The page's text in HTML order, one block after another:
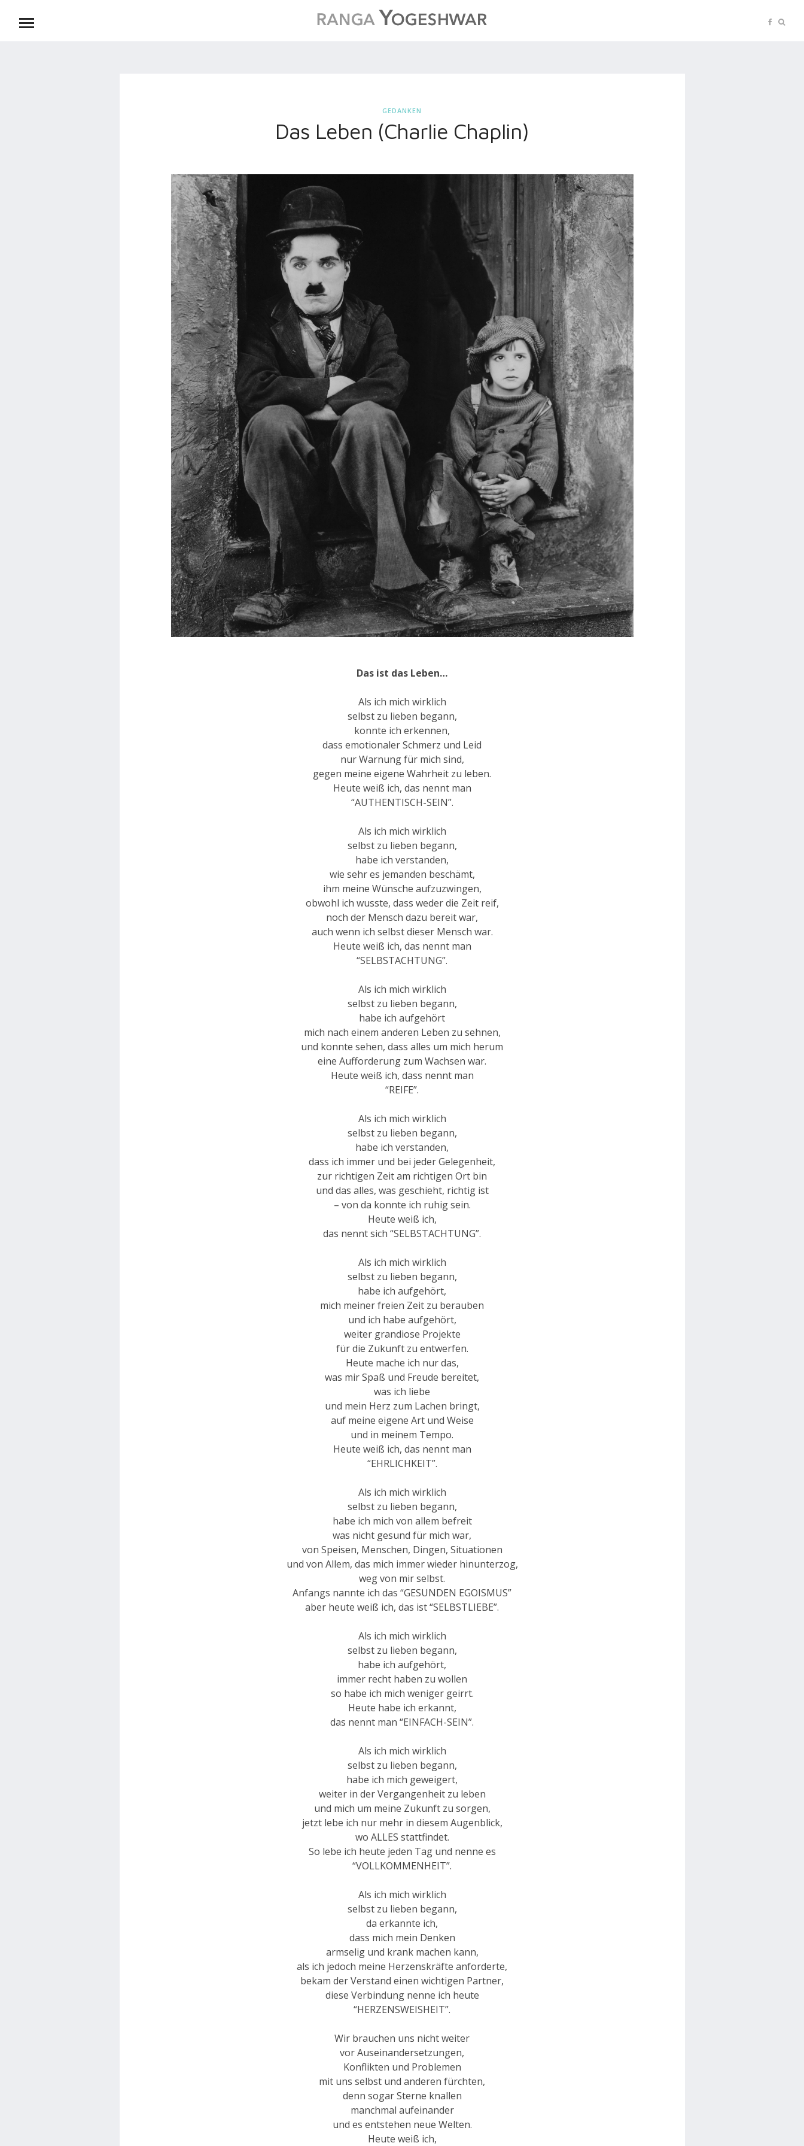
GEDANKEN
Das Leben (Charlie Chaplin)
Das ist das Leben…
Als ich mich wirklich
selbst zu lieben begann,
konnte ich erkennen,
dass emotionaler Schmerz und Leid
nur Warnung für mich sind,
gegen meine eigene Wahrheit zu leben.
Heute weiß ich, das nennt man
“AUTHENTISCH-SEIN”.
Als ich mich wirklich
selbst zu lieben begann,
habe ich verstanden,
wie sehr es jemanden beschämt,
ihm meine Wünsche aufzuzwingen,
obwohl ich wusste, dass weder die Zeit reif,
noch der Mensch dazu bereit war,
auch wenn ich selbst dieser Mensch war.
Heute weiß ich, das nennt man
“SELBSTACHTUNG”.
Als ich mich wirklich
selbst zu lieben begann,
habe ich aufgehört
mich nach einem anderen Leben zu sehnen,
und konnte sehen, dass alles um mich herum
eine Aufforderung zum Wachsen war.
Heute weiß ich, dass nennt man
“REIFE”.
Als ich mich wirklich
selbst zu lieben begann,
habe ich verstanden,
dass ich immer und bei jeder Gelegenheit,
zur richtigen Zeit am richtigen Ort bin
und das alles, was geschieht, richtig ist
– von da konnte ich ruhig sein.
Heute weiß ich,
das nennt sich “SELBSTACHTUNG”.
Als ich mich wirklich
selbst zu lieben begann,
habe ich aufgehört,
mich meiner freien Zeit zu berauben
und ich habe aufgehört,
weiter grandiose Projekte
für die Zukunft zu entwerfen.
Heute mache ich nur das,
was mir Spaß und Freude bereitet,
was ich liebe
und mein Herz zum Lachen bringt,
auf meine eigene Art und Weise
und in meinem Tempo.
Heute weiß ich, das nennt man
“EHRLICHKEIT”.
Als ich mich wirklich
selbst zu lieben begann,
habe ich mich von allem befreit
was nicht gesund für mich war,
von Speisen, Menschen, Dingen, Situationen
und von Allem, das mich immer wieder hinunterzog,
weg von mir selbst.
Anfangs nannte ich das “GESUNDEN EGOISMUS”
aber heute weiß ich, das ist “SELBSTLIEBE”.
Als ich mich wirklich
selbst zu lieben begann,
habe ich aufgehört,
immer recht haben zu wollen
so habe ich mich weniger geirrt.
Heute habe ich erkannt,
das nennt man “EINFACH-SEIN”.
Als ich mich wirklich
selbst zu lieben begann,
habe ich mich geweigert,
weiter in der Vergangenheit zu leben
und mich um meine Zukunft zu sorgen,
jetzt lebe ich nur mehr in diesem Augenblick,
wo ALLES stattfindet.
So lebe ich heute jeden Tag und nenne es
“VOLLKOMMENHEIT”.
Als ich mich wirklich
selbst zu lieben begann,
da erkannte ich,
dass mich mein Denken
armselig und krank machen kann,
als ich jedoch meine Herzenskräfte anforderte,
bekam der Verstand einen wichtigen Partner,
diese Verbindung nenne ich heute
“HERZENSWEISHEIT”.
Wir brauchen uns nicht weiter
vor Auseinandersetzungen,
Konflikten und Problemen
mit uns selbst und anderen fürchten,
denn sogar Sterne knallen
manchmal aufeinander
und es entstehen neue Welten.
Heute weiß ich,